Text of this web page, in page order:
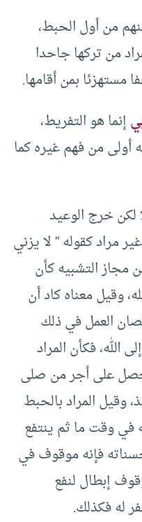
من أول الحبط،
من تركها جاحدا
مستهزئا بمن أقامها.
إنما هو التفريط،
أولى من فهم غيره كما
لكن خرج الوعيد
مراد كقوله ” لا يزني
مجاز التشبيه كأن
وقيل معناه كاد أن
العمل في ذلك
الله، فكأن المراد
على أجر من صلى
وقيل المراد بالحبط
في وقت ما ثم ينتفع
فإنه موقوف في
إبطال لنفع
له فكذلك.